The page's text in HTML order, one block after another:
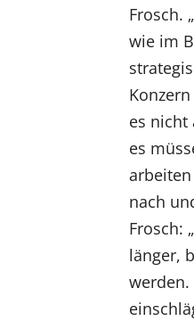
Frosch.
wie im
es nicht
es
nach
Frosch:
länger,
werden.